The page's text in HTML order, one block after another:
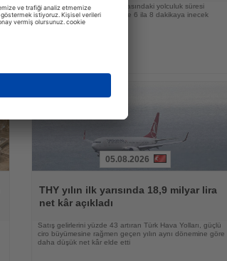
Heihe ile Blagoveşçensk arasındaki yolculuk süresi
teleferiğin hizmete girmesiyle 6 ila 8 dakikaya inecek
Oku
05.08.2026
THY yılın ilk yarısında 18,9 milyar lira
net kâr açıkladı
Satış gelirlerini yüzde 43 artıran Türk Hava Yolları, güçlü
ciro büyümesine rağmen geçen yılın aynı dönemine göre
daha düşük net kâr elde etti